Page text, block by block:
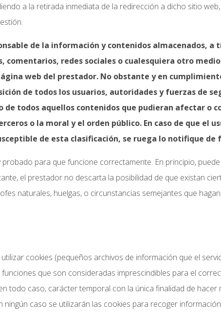
a la retirada inmediata de la redirección a dicho sitio
de la información y contenidos almacenados,
comentarios, redes sociales o cualesquiera otro
web del prestador. No obstante y en cumplimiento
de todos los usuarios, autoridades y fuerzas de
de todos aquellos contenidos que pudieran afectar o
o la moral y el orden público. En caso de que el
de esta clasificación, se ruega lo notifique
probado para que funcione correctamente. En principio,
el prestador no descarta la posibilidad de que existan
naturales, huelgas, o circunstancias semejantes que
cookies (pequeños archivos de información que el
que son consideradas imprescindibles para el
todo caso, carácter temporal con la única finalidad de
ningún caso se utilizarán las cookies para recoger